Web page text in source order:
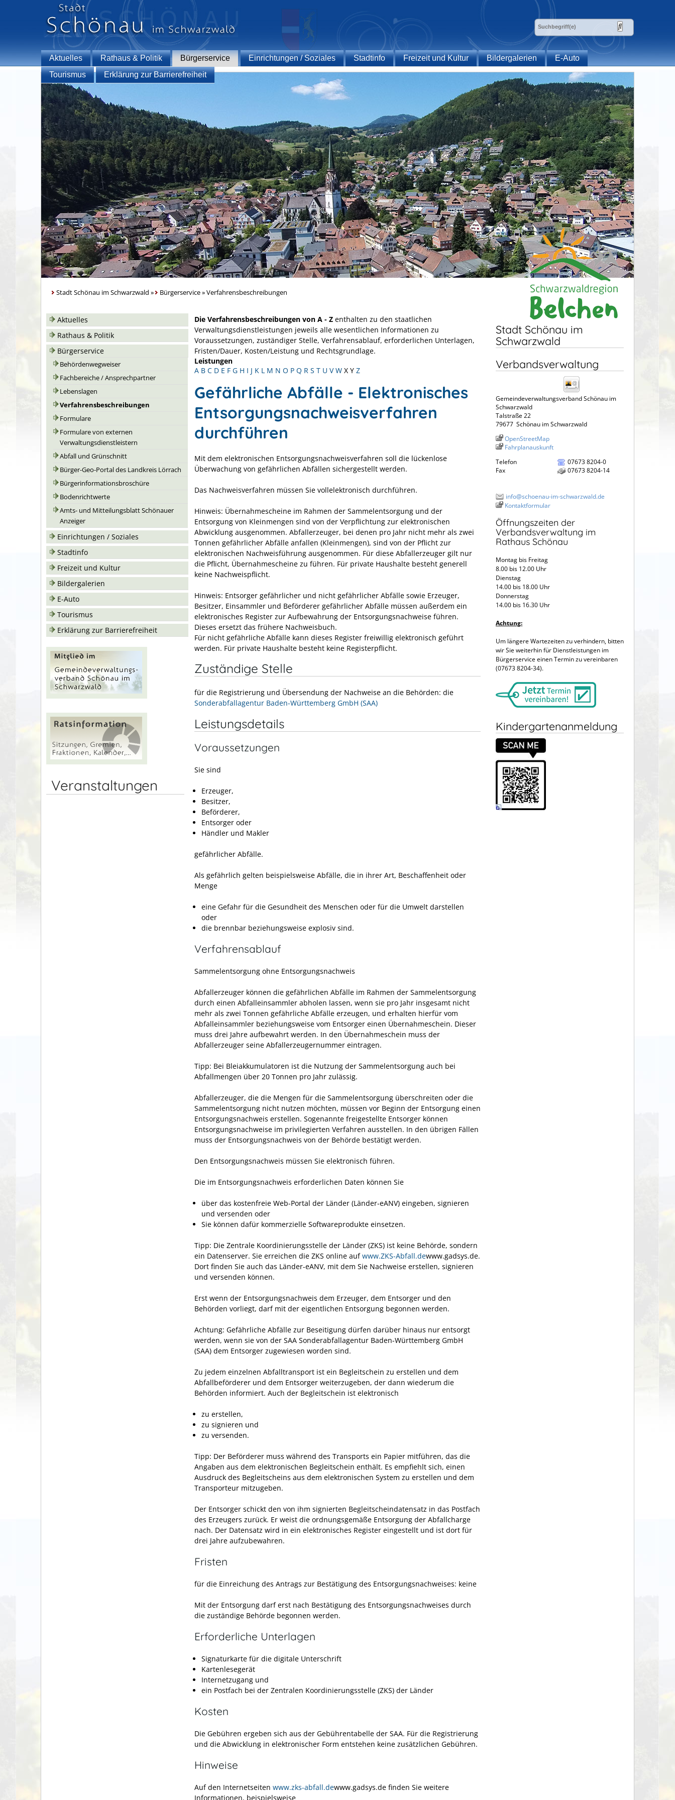
Aktuelles Rathaus & Politik Bürgerservice Einrichtungen / Soziales Stadtinfo Freizeit und Kultur Bildergalerien
E-Auto
Tourismus
Erklärung zur Barrierefreiheit
Stadt Schönau im Schwarzwald » Bürgerservice»Verfahrensbeschreibungen
Aktuelles
Rathaus & Politik
Bürgerservice
Behördenwegweiser
Fachbereiche / Ansprechpartner
Lebenslagen
Verfahrensbeschreibungen
Formulare
Formulare von externen
Verwaltungsdienstleistern
Abfall und Grünschnitt
Bürger-Geo-Portal des Landkreis Lörrach
Bürgerinformationsbroschüre
Bodenrichtwerte
Amts- und Mitteilungsblatt Schönauer
Anzeiger
Einrichtungen / Soziales
Stadtinfo
Freizeit und Kultur
Bildergalerien
E-Auto
Tourismus
Erklärung zur Barrierefreiheit
Veranstaltungen
Die Verfahrensbeschreibungen von A - Z enthalten zu den staatlichen
Verwaltungsdienstleistungen jeweils alle wesentlichen Informationen zu
Voraussetzungen, zuständiger Stelle, Verfahrensablauf, erforderlichen Unterlagen,
Fristen/Dauer, Kosten/Leistung und Rechtsgrundlage.
Leistungen
A B C D E F G H I J K L M N O P Q R S T U V W X Y Z
Gefährliche Abfälle - Elektronisches
Entsorgungsnachweisverfahren
durchführen
Mit dem elektronischen Entsorgungsnachweisverfahren soll die lückenlose
Überwachung von gefährlichen Abfällen sichergestellt werden.
Das Nachweisverfahren müssen Sie vollelektronisch durchführen.
Hinweis: Übernahmescheine im Rahmen der Sammelentsorgung und der
Entsorgung von Kleinmengen sind von der Verpflichtung zur elektronischen
Abwicklung ausgenommen. Abfallerzeuger, bei denen pro Jahr nicht mehr als zwei
Tonnen gefährlicher Abfälle anfallen (Kleinmengen), sind von der Pflicht zur
elektronischen Nachweisführung ausgenommen. Für diese Abfallerzeuger gilt nur
die Pflicht, Übernahmescheine zu führen. Für private Haushalte besteht generell
keine Nachweispflicht.
Hinweis: Entsorger gefährlicher und nicht gefährlicher Abfälle sowie Erzeuger,
Besitzer, Einsammler und Beförderer gefährlicher Abfälle müssen außerdem ein
elektronisches Register zur Aufbewahrung der Entsorgungsnachweise führen.
Dieses ersetzt das frühere Nachweisbuch.
Für nicht gefährliche Abfälle kann dieses Register freiwillig elektronisch geführt
werden. Für private Haushalte besteht keine Registerpflicht.
Zuständige Stelle
für die Registrierung und Übersendung der Nachweise an die Behörden: die
Sonderabfallagentur Baden-Württemberg GmbH (SAA)
Leistungsdetails
Voraussetzungen
Sie sind
Erzeuger,
Besitzer,
Beförderer,
Entsorger oder
Händler und Makler
gefährlicher Abfälle.
Als gefährlich gelten beispielsweise Abfälle, die in ihrer Art, Beschaffenheit oder
Menge
eine Gefahr für die Gesundheit des Menschen oder für die Umwelt darstellen
oder
die brennbar beziehungsweise explosiv sind.
Verfahrensablauf
Sammelentsorgung ohne Entsorgungsnachweis
Abfallerzeuger können die gefährlichen Abfälle im Rahmen der Sammelentsorgung
durch einen Abfalleinsammler abholen lassen, wenn sie pro Jahr insgesamt nicht
mehr als zwei Tonnen gefährliche Abfälle erzeugen, und erhalten hierfür vom
Abfalleinsammler beziehungsweise vom Entsorger einen Übernahmeschein. Dieser
muss drei Jahre aufbewahrt werden. In den Übernahmeschein muss der
Abfallerzeuger seine Abfallerzeugernummer eintragen.
Tipp: Bei Bleiakkumulatoren ist die Nutzung der Sammelentsorgung auch bei
Abfallmengen über 20 Tonnen pro Jahr zulässig.
Abfallerzeuger, die die Mengen für die Sammelentsorgung überschreiten oder die
Sammelentsorgung nicht nutzen möchten, müssen vor Beginn der Entsorgung einen
Entsorgungsnachweis erstellen. Sogenannte freigestellte Entsorger können
Entsorgungsnachweise im privilegierten Verfahren ausstellen. In den übrigen Fällen
muss der Entsorgungsnachweis von der Behörde bestätigt werden.
Den Entsorgungsnachweis müssen Sie elektronisch führen.
Die im Entsorgungsnachweis erforderlichen Daten können Sie
über das kostenfreie Web-Portal der Länder (Länder-eANV) eingeben, signieren
und versenden oder
Sie können dafür kommerzielle Softwareprodukte einsetzen.
Tipp: Die Zentrale Koordinierungsstelle der Länder (ZKS) ist keine Behörde, sondern
ein Datenserver. Sie erreichen die ZKS online aufwww.ZKS-Abfall.dewww.gadsys.de.
Dort finden Sie auch das Länder-eANV, mit dem Sie Nachweise erstellen, signieren
und versenden können.
Erst wenn der Entsorgungsnachweis dem Erzeuger, dem Entsorger und den
Behörden vorliegt, darf mit der eigentlichen Entsorgung begonnen werden.
Achtung: Gefährliche Abfälle zur Beseitigung dürfen darüber hinaus nur entsorgt
werden, wenn sie von der SAA Sonderabfallagentur Baden-Württemberg GmbH
(SAA) dem Entsorger zugewiesen worden sind.
Zu jedem einzelnen Abfalltransport ist ein Begleitschein zu erstellen und dem
Abfallbeförderer und dem Entsorger weiterzugeben, der dann wiederum die
Behörden informiert. Auch der Begleitschein ist elektronisch
zu erstellen,
zu signieren und
zu versenden.
Tipp: Der Beförderer muss während des Transports ein Papier mitführen, das die
Angaben aus dem elektronischen Begleitschein enthält. Es empfiehlt sich, einen
Ausdruck des Begleitscheins aus dem elektronischen System zu erstellen und dem
Transporteur mitzugeben.
Der Entsorger schickt den von ihm signierten Begleitscheindatensatz in das Postfach
des Erzeugers zurück. Er weist die ordnungsgemäße Entsorgung der Abfallcharge
nach. Der Datensatz wird in ein elektronisches Register eingestellt und ist dort für
drei Jahre aufzubewahren.
Fristen
für die Einreichung des Antrags zur Bestätigung des Entsorgungsnachweises: keine
Mit der Entsorgung darf erst nach Bestätigung des Entsorgungsnachweises durch
die zuständige Behörde begonnen werden.
Erforderliche Unterlagen
Signaturkarte für die digitale Unterschrift
Kartenlesegerät
Internetzugang und
ein Postfach bei der Zentralen Koordinierungsstelle (ZKS) der Länder
Kosten
Die Gebühren ergeben sich aus der Gebührentabelle der SAA. Für die Registrierung
und die Abwicklung in elektronischer Form entstehen keine zusätzlichen Gebühren.
Hinweise
Auf den Internetseiten www.zks-abfall.dewww.gadsys.de finden Sie weitere
Informationen, beispielsweise
Stadt Schönau im
Schwarzwald
Verbandsverwaltung
Gemeindeverwaltungsverband Schönau im
Schwarzwald
Talstraße 22
79677 Schönau im Schwarzwald
OpenStreetMap
Fahrplanauskunft
Telefon
07673 8204-0
Fax
07673 8204-14
info@schoenau-im-schwarzwald.de
Kontaktformular
Öffnungszeiten der
Verbandsverwaltung im
Rathaus Schönau
Montag bis Freitag
8.00 bis 12.00 Uhr
Dienstag
14.00 bis 18.00 Uhr
Donnerstag
14.00 bis 16.30 Uhr
Achtung:
Um längere Wartezeiten zu verhindern, bitten
wir Sie weiterhin für Dienstleistungen im
Bürgerservice einen Termin zu vereinbaren
(07673 8204-34).
Kindergartenanmeldung